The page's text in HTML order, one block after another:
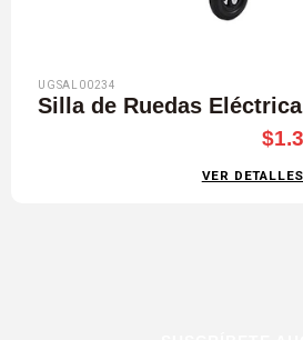
UGSAL00234
Silla de Ruedas
VER DETALLES